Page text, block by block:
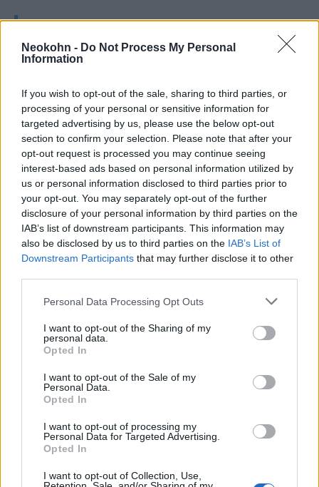
Neokohn - Do Not Process My Personal
Information
If you wish to opt-out of the sale, sharing to third parties, or
processing of your personal or sensitive information for
targeted advertising by us, please use the below opt-out
section to confirm your selection. Please note that after your
opt-out request is processed you may continue seeing
interest-based ads based on personal information utilized by
us or personal information disclosed to third parties prior to
your opt-out. You may separately opt-out of the further
disclosure of your personal information by third parties on the
IAB’s list of downstream participants. This information may
also be disclosed by us to third parties on the IAB’s List of
Downstream Participants that may further disclose it to other
Please note that this website/app uses one or more Google
not limited to your visit or usage behaviour. You may click to
grant or deny consent to Google and its third-party tags to
use your data for below specified purposes in below Google
consent section.
Personal Data Processing Opt Outs
I want to opt-out of the Sharing of my
personal data.
Opted In
I want to opt-out of the Sale of my
Personal Data.
Opted In
I want to opt-out of processing my
Personal Data for Targeted Advertising.
Opted In
I want to opt-out of Collection, Use,
A 78 évesen hivatalba lépő Biden
a legidősebb hivatalba választott
megválasztása esetén 82 éves
lenne.
A CNBC múlt héten közzétett felmérése
szerint az amerikaiak mindössze 38
százaléka helyesli Biden munkáját.
A FiveThirtyEight legutóbbi felmérés szerint
Biden támogatottsága alig 42 százalék alatt
Fotó: EPA/JIM LO SCALZO